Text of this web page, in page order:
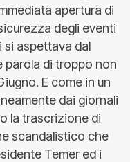
apertura di
degli eventi
si aspettava dal
parola di troppo non
E come in un
dai giornali
la trascrizione di
scandalistico che
Temer ed i